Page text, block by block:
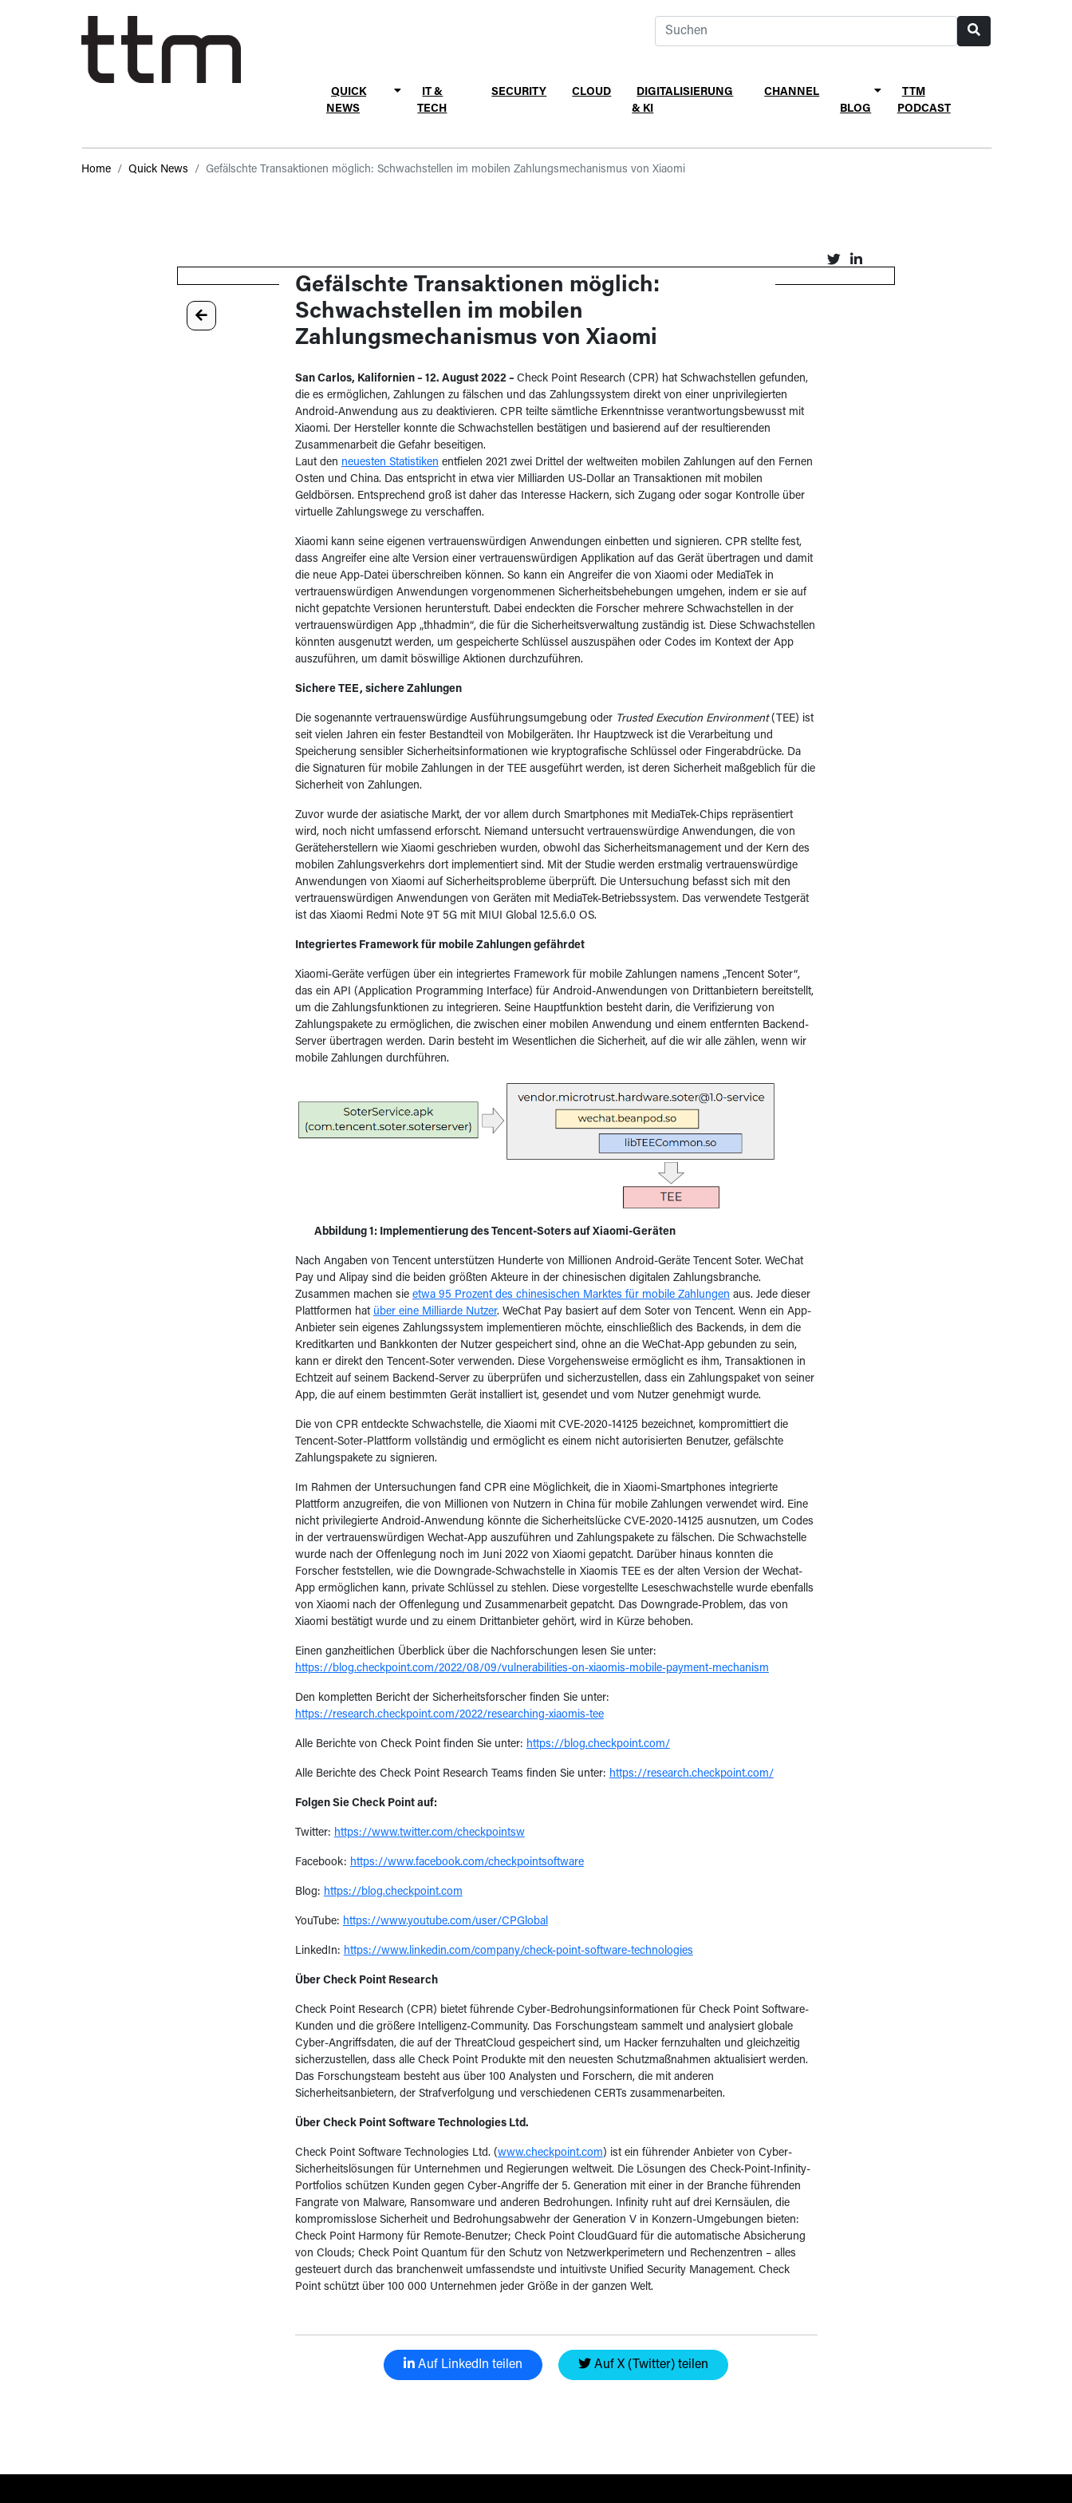
QUICK
NEWS
IT &
TECH
SECURITY CLOUD
DIGITALISIERUNG
& KI
CHANNEL
BLOG
TTM
PODCAST
Home Quick News Gefälschte Transaktionen möglich: Schwachstellen im mobilen Zahlungsmechanismus von Xiaomi
Gefälschte Transaktionen möglich:
Schwachstellen im mobilen
Zahlungsmechanismus von Xiaomi
San Carlos, Kalifornien – 12. August 2022 – Check Point Research (CPR) hat Schwachstellen gefunden,
die es ermöglichen, Zahlungen zu fälschen und das Zahlungssystem direkt von einer unprivilegierten
Android-Anwendung aus zu deaktivieren. CPR teilte sämtliche Erkenntnisse verantwortungsbewusst mit
Xiaomi. Der Hersteller konnte die Schwachstellen bestätigen und basierend auf der resultierenden
Zusammenarbeit die Gefahr beseitigen.
Laut den neuesten Statistiken entfielen 2021 zwei Drittel der weltweiten mobilen Zahlungen auf den Fernen
Osten und China. Das entspricht in etwa vier Milliarden US-Dollar an Transaktionen mit mobilen
Geldbörsen. Entsprechend groß ist daher das Interesse Hackern, sich Zugang oder sogar Kontrolle über
virtuelle Zahlungswege zu verschaffen.
Xiaomi kann seine eigenen vertrauenswürdigen Anwendungen einbetten und signieren. CPR stellte fest,
dass Angreifer eine alte Version einer vertrauenswürdigen Applikation auf das Gerät übertragen und damit
die neue App-Datei überschreiben können. So kann ein Angreifer die von Xiaomi oder MediaTek in
vertrauenswürdigen Anwendungen vorgenommenen Sicherheitsbehebungen umgehen, indem er sie auf
nicht gepatchte Versionen herunterstuft. Dabei endeckten die Forscher mehrere Schwachstellen in der
vertrauenswürdigen App „thhadmin“, die für die Sicherheitsverwaltung zuständig ist. Diese Schwachstellen
könnten ausgenutzt werden, um gespeicherte Schlüssel auszuspähen oder Codes im Kontext der App
auszuführen, um damit böswillige Aktionen durchzuführen.
Sichere TEE, sichere Zahlungen
Die sogenannte vertrauenswürdige Ausführungsumgebung oder Trusted Execution Environment(TEE) ist
seit vielen Jahren ein fester Bestandteil von Mobilgeräten. Ihr Hauptzweck ist die Verarbeitung und
Speicherung sensibler Sicherheitsinformationen wie kryptografische Schlüssel oder Fingerabdrücke. Da
die Signaturen für mobile Zahlungen in der TEE ausgeführt werden, ist deren Sicherheit maßgeblich für die
Sicherheit von Zahlungen.
Zuvor wurde der asiatische Markt, der vor allem durch Smartphones mit MediaTek-Chips repräsentiert
wird, noch nicht umfassend erforscht. Niemand untersucht vertrauenswürdige Anwendungen, die von
Geräteherstellern wie Xiaomi geschrieben wurden, obwohl das Sicherheitsmanagement und der Kern des
mobilen Zahlungsverkehrs dort implementiert sind. Mit der Studie werden erstmalig vertrauenswürdige
Anwendungen von Xiaomi auf Sicherheitsprobleme überprüft. Die Untersuchung befasst sich mit den
vertrauenswürdigen Anwendungen von Geräten mit MediaTek-Betriebssystem. Das verwendete Testgerät
ist das Xiaomi Redmi Note 9T 5G mit MIUI Global 12.5.6.0 OS.
Integriertes Framework für mobile Zahlungen gefährdet
Xiaomi-Geräte verfügen über ein integriertes Framework für mobile Zahlungen namens „Tencent Soter“,
das ein API (Application Programming Interface) für Android-Anwendungen von Drittanbietern bereitstellt,
um die Zahlungsfunktionen zu integrieren. Seine Hauptfunktion besteht darin, die Verifizierung von
Zahlungspakete zu ermöglichen, die zwischen einer mobilen Anwendung und einem entfernten Backend-
Server übertragen werden. Darin besteht im Wesentlichen die Sicherheit, auf die wir alle zählen, wenn wir
mobile Zahlungen durchführen.
Abbildung 1: Implementierung des Tencent-Soters auf Xiaomi-Geräten
Nach Angaben von Tencent unterstützen Hunderte von Millionen Android-Geräte Tencent Soter. WeChat
Pay und Alipay sind die beiden größten Akteure in der chinesischen digitalen Zahlungsbranche.
Zusammen machen sie etwa 95 Prozent des chinesischen Marktes für mobile Zahlungen aus. Jede dieser
Plattformen hat über eine Milliarde Nutzer. WeChat Pay basiert auf dem Soter von Tencent. Wenn ein App-
Anbieter sein eigenes Zahlungssystem implementieren möchte, einschließlich des Backends, in dem die
Kreditkarten und Bankkonten der Nutzer gespeichert sind, ohne an die WeChat-App gebunden zu sein,
kann er direkt den Tencent-Soter verwenden. Diese Vorgehensweise ermöglicht es ihm, Transaktionen in
Echtzeit auf seinem Backend-Server zu überprüfen und sicherzustellen, dass ein Zahlungspaket von seiner
App, die auf einem bestimmten Gerät installiert ist, gesendet und vom Nutzer genehmigt wurde.
Die von CPR entdeckte Schwachstelle, die Xiaomi mit CVE-2020-14125 bezeichnet, kompromittiert die
Tencent-Soter-Plattform vollständig und ermöglicht es einem nicht autorisierten Benutzer, gefälschte
Zahlungspakete zu signieren.
Im Rahmen der Untersuchungen fand CPR eine Möglichkeit, die in Xiaomi-Smartphones integrierte
Plattform anzugreifen, die von Millionen von Nutzern in China für mobile Zahlungen verwendet wird. Eine
nicht privilegierte Android-Anwendung könnte die Sicherheitslücke CVE-2020-14125 ausnutzen, um Codes
in der vertrauenswürdigen Wechat-App auszuführen und Zahlungspakete zu fälschen. Die Schwachstelle
wurde nach der Offenlegung noch im Juni 2022 von Xiaomi gepatcht. Darüber hinaus konnten die
Forscher feststellen, wie die Downgrade-Schwachstelle in Xiaomis TEE es der alten Version der Wechat-
App ermöglichen kann, private Schlüssel zu stehlen. Diese vorgestellte Leseschwachstelle wurde ebenfalls
von Xiaomi nach der Offenlegung und Zusammenarbeit gepatcht. Das Downgrade-Problem, das von
Xiaomi bestätigt wurde und zu einem Drittanbieter gehört, wird in Kürze behoben.
Einen ganzheitlichen Überblick über die Nachforschungen lesen Sie unter:
https://blog.checkpoint.com/2022/08/09/vulnerabilities-on-xiaomis-mobile-payment-mechanism
Den kompletten Bericht der Sicherheitsforscher finden Sie unter:
https://research.checkpoint.com/2022/researching-xiaomis-tee
Alle Berichte von Check Point finden Sie unter: https://blog.checkpoint.com/
Alle Berichte des Check Point Research Teams finden Sie unter: https://research.checkpoint.com/
Folgen Sie Check Point auf:
Twitter: https://www.twitter.com/checkpointsw
Facebook: https://www.facebook.com/checkpointsoftware
Blog: https://blog.checkpoint.com
YouTube: https://www.youtube.com/user/CPGlobal
LinkedIn: https://www.linkedin.com/company/check-point-software-technologies
Über Check Point Research
Check Point Research (CPR) bietet führende Cyber-Bedrohungsinformationen für Check Point Software-
Kunden und die größere Intelligenz-Community. Das Forschungsteam sammelt und analysiert globale
Cyber-Angriffsdaten, die auf der ThreatCloud gespeichert sind, um Hacker fernzuhalten und gleichzeitig
sicherzustellen, dass alle Check Point Produkte mit den neuesten Schutzmaßnahmen aktualisiert werden.
Das Forschungsteam besteht aus über 100 Analysten und Forschern, die mit anderen
Sicherheitsanbietern, der Strafverfolgung und verschiedenen CERTs zusammenarbeiten.
Über Check Point Software Technologies Ltd.
Check Point Software Technologies Ltd. (www.checkpoint.com) ist ein führender Anbieter von Cyber-
Sicherheitslösungen für Unternehmen und Regierungen weltweit. Die Lösungen des Check-Point-Infinity-
Portfolios schützen Kunden gegen Cyber-Angriffe der 5. Generation mit einer in der Branche führenden
Fangrate von Malware, Ransomware und anderen Bedrohungen. Infinity ruht auf drei Kernsäulen, die
kompromisslose Sicherheit und Bedrohungsabwehr der Generation V in Konzern-Umgebungen bieten:
Check Point Harmony für Remote-Benutzer; Check Point CloudGuard für die automatische Absicherung
von Clouds; Check Point Quantum für den Schutz von Netzwerkperimetern und Rechenzentren – alles
gesteuert durch das branchenweit umfassendste und intuitivste Unified Security Management. Check
Point schützt über 100 000 Unternehmen jeder Größe in der ganzen Welt.
Auf LinkedIn teilen Auf X (Twitter) teilen